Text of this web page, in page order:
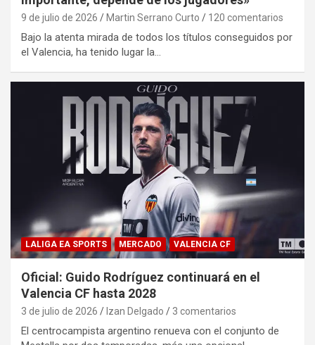
9 de julio de 2026 Martin Serrano Curto 120 comentarios
Bajo la atenta mirada de todos los títulos conseguidos por
el Valencia, ha tenido lugar la…
LALIGA EA SPORTS MERCADO VALENCIA CF
Oficial: Guido Rodríguez continuará en el
Valencia CF hasta 2028
3 de julio de 2026 Izan Delgado 3 comentarios
El centrocampista argentino renueva con el conjunto de